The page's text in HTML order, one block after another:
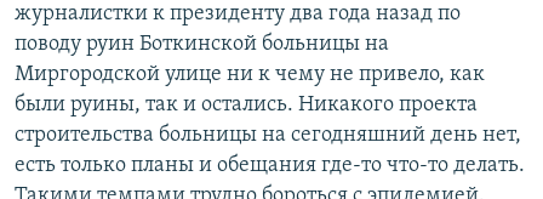
журналистки к президенту два года назад по
поводу руин Боткинской больницы на
Миргородской улице ни к чему не привело, как
были руины, так и остались. Никакого проекта
строительства больницы на сегодняшний день нет,
есть только планы и обещания где-то что-то делать.